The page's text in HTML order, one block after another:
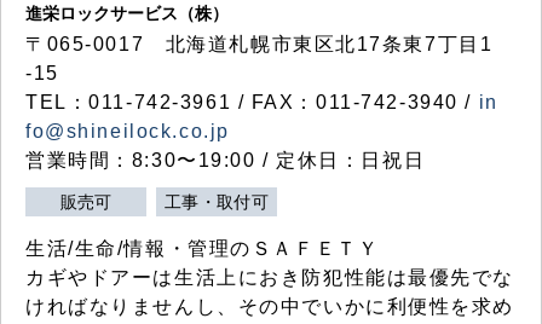
進栄ロックサービス（株）
〒065-0017 北海道札幌市東区北17条東7丁目1
-15
TEL：011-742-3961 / FAX：011-742-3940 / in
fo@shineilock.co.jp
営業時間：8:30〜19:00 / 定休日：日祝日
販売可 工事・取付可
生活/生命/情報・管理のＳＡＦＥＴＹ
カギやドアーは生活上におき防犯性能は最優先でな
ければなりませんし、その中でいかに利便性を求め